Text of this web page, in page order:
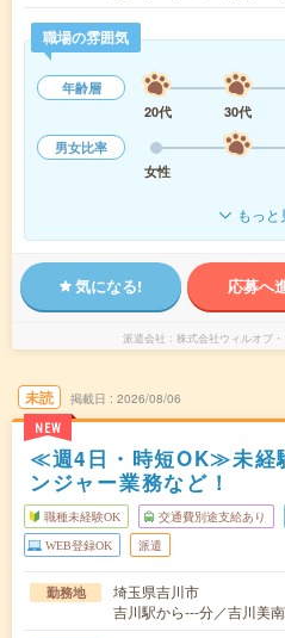
職場の雰囲気
年齢層
20代
30代
男女比率
女性
もっと
気になる! 応募へ
派遣会社 株式会社ウィルオブ
未読
NEW
掲載日 2026/08/06
≪週4日・時短OK≫未経
ンジャー業務など！
職種未経験OK 交通費別途支給あり
WEB登録OK 派遣
勤務地
埼玉県吉川市
吉川駅から---分／吉川美